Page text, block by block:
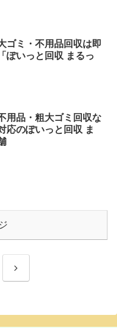
ゴミ・不用品回収は即
ぽいっと回収 まるっ
用品・粗大ゴミ回収な
応のぽいっと回収 ま
次